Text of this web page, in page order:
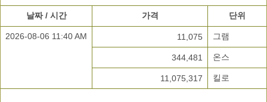
날짜 / 시간 가격 단위
2026-08-06 11:40 AM 11,075 그램
344,481 온스
11,075,317 킬로